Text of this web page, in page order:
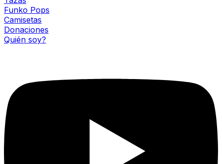
Funko Pops
Camisetas
Donaciones
Quién soy?